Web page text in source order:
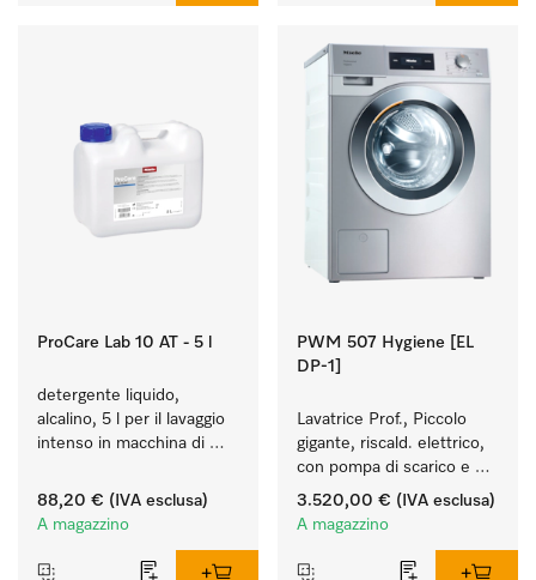
ProCare Lab 10 AT - 5 l
detergente liquido,
alcalino, 5 l per il lavaggio
intenso in macchina di
laboratorio.
88,20 € (IVA esclusa)
A magazzino
PWM 507 Hygiene [EL
DP-1]
Lavatrice Prof., Piccolo
gigante, riscald. elettrico,
con pompa di scarico e
programmi di disinfezione.
Resa 7 kg in 49 min.
3.520,00 € (IVA esclusa)
A magazzino